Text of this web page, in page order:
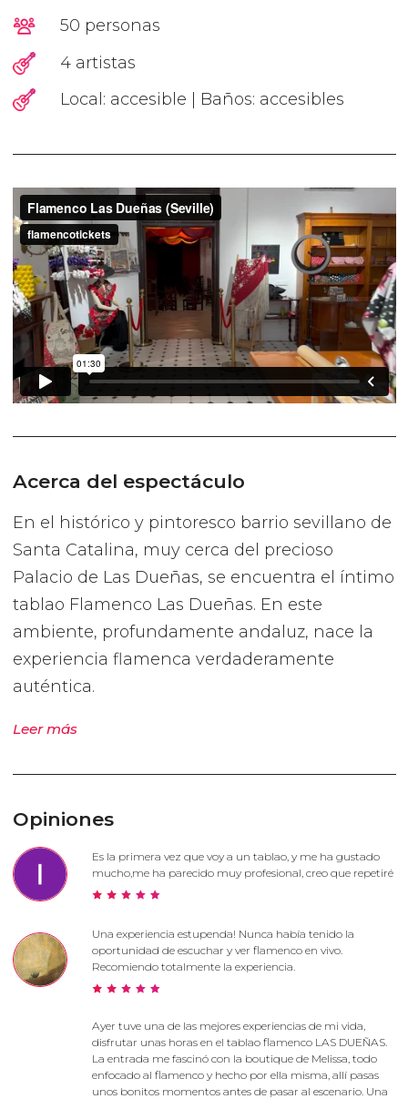
50 personas
4 artistas
Local: accesible | Baños: accesibles
Acerca del espectáculo
En el histórico y pintoresco barrio sevillano de
Santa Catalina, muy cerca del precioso
Palacio de Las Dueñas, se encuentra el íntimo
tablao Flamenco Las Dueñas. En este
ambiente, profundamente andaluz, nace la
experiencia flamenca verdaderamente
auténtica.
Leer más
Opiniones
Es la primera vez que voy a un tablao, y me ha gustado
mucho,me ha parecido muy profesional, creo que repetiré
Una experiencia estupenda! Nunca había tenido la
oportunidad de escuchar y ver flamenco en vivo.
Recomiendo totalmente la experiencia.
Ayer tuve una de las mejores experiencias de mi vida,
disfrutar unas horas en el tablao flamenco LAS DUEÑAS.
La entrada me fascinó con la boutique de Melissa, todo
enfocado al flamenco y hecho por ella misma, allí pasas
unos bonitos momentos antes de pasar al escenario. Una